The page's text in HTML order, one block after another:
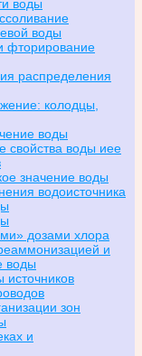
воды
воды
фторирование
распределения
колодцы,
воды
свойства воды иее
значение воды
водоисточника
дозами хлора
и
воды
источников
зон
и